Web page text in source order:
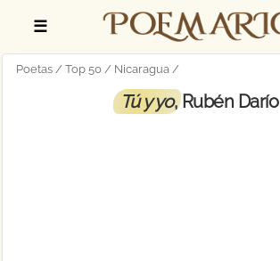
☰
Poetas Top 50 Nicaragua
Tú y yo, Rubén Darío